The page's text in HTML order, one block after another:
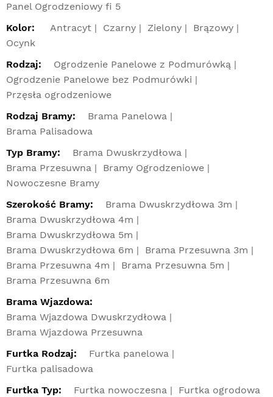
Panel Ogrodzeniowy fi 5
Kolor:
Antracyt Czarny Zielony
Brązowy
Ocynk
Rodzaj:
Ogrodzenie Panelowe z Podmurówką
Ogrodzenie Panelowe bez Podmurówki
Przęsła ogrodzeniowe
Rodzaj Bramy:
Brama Panelowa
Brama Palisadowa
Typ Bramy:
Brama Dwuskrzydłowa
Brama Przesuwna
Bramy Ogrodzeniowe
Nowoczesne Bramy
Szerokość Bramy:
Brama Dwuskrzydłowa 3m
Brama Dwuskrzydłowa 4m
Brama Dwuskrzydłowa 5m
Brama Dwuskrzydłowa 6m
Brama Przesuwna 3m
Brama Przesuwna 4m
Brama Przesuwna 5m
Brama Przesuwna 6m
Brama Wjazdowa:
Brama Wjazdowa Dwuskrzydłowa
Brama Wjazdowa Przesuwna
Furtka Rodzaj:
Furtka panelowa
Furtka palisadowa
Furtka Typ:
Furtka nowoczesna
Furtka ogrodowa